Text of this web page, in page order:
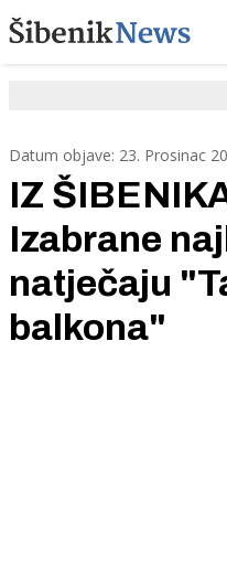
Datum objave: 23. Prosinac
IZ
Izabrane
natječaju
balkona"